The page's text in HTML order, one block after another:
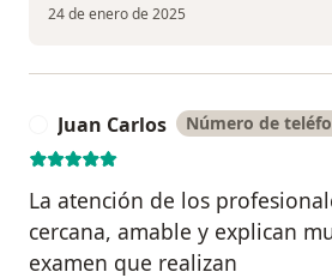
24 de enero de 2025
Juan Carlos Número de
La atención de los
cercana, amable y explican
examen que realizan